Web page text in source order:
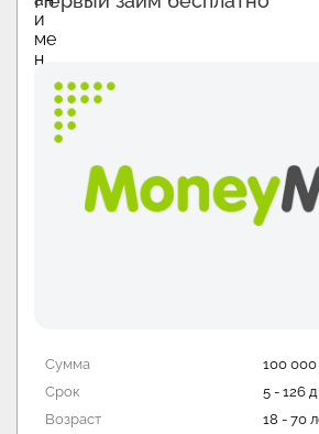
Сумма
100 000 руб
Срок
5 - 126 дней
Возраст
18 - 70 лет